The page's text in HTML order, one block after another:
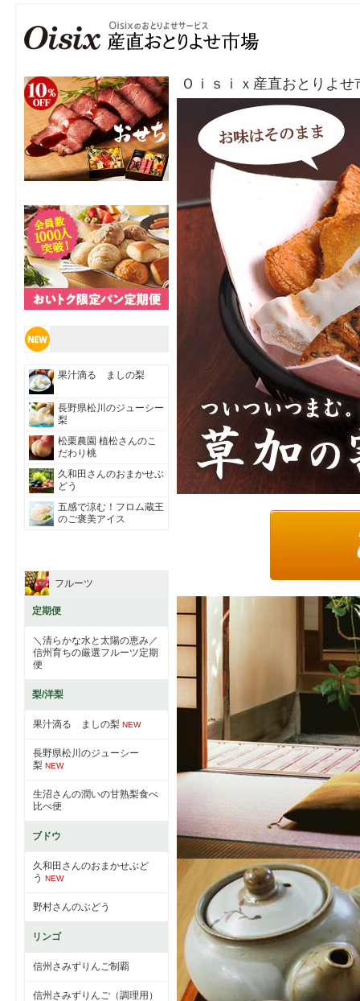
Ｏｉｓｉｘ産直おとりよ
果汁滴る ましの梨
長野県松川のジューシー
梨
松栗農園 植松さんのこ
だわり桃
久和田さんのおまかせぶ
どう
五感で涼む！フロム蔵王
のご褒美アイス
フルーツ
定期便
＼清らかな水と太陽の恵み／
信州育ちの厳選フルーツ定期
便
梨/洋梨
果汁滴る ましの梨 NEW
長野県松川のジューシー
梨 NEW
生沼さんの潤いの甘熟梨食べ
比べ便
ブドウ
久和田さんのおまかせぶど
う NEW
野村さんのぶどう
リンゴ
信州さみずりんご制覇
信州さみずりんご（調理用）